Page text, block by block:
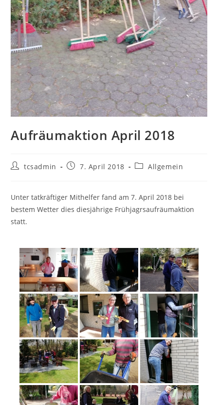
Aufräumaktion April 2018
Beitrags-
tcsadmin
Beitrag7. April 2018
Beitrags-
Allgemein
Unter tatkräftiger Mithelfer fand am 7. April 2018 bei
bestem Wetter dies diesjährige Frühjagrsaufräumaktion
statt.